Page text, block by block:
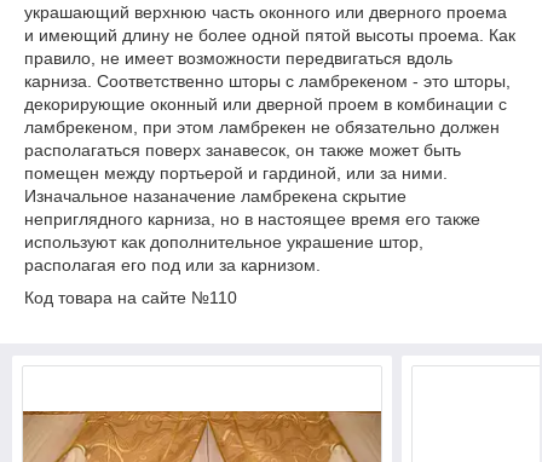
украшающий верхнюю часть оконного или дверного проема
и имеющий длину не более одной пятой высоты проема. Как
правило, не имеет возможности передвигаться вдоль
карниза. Соответственно шторы с ламбрекеном - это шторы,
декорирующие оконный или дверной проем в комбинации с
ламбрекеном, при этом ламбрекен не обязательно должен
располагаться поверх занавесок, он также может быть
помещен между портьерой и гардиной, или за ними.
Изначальное назаначение ламбрекена скрытие
неприглядного карниза, но в настоящее время его также
используют как дополнительное украшение штор,
располагая его под или за карнизом.
Код товара на сайте №110